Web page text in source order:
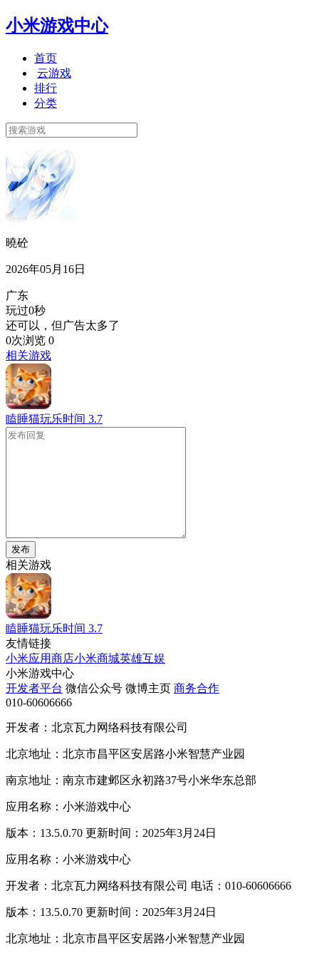
小米游戏中心
首页
云游戏
排行
分类
曉砼
2026年05月16日
广东
玩过0秒
还可以，但广告太多了
0次浏览 0
相关游戏
瞌睡猫玩乐时间 3.7
发布
相关游戏
瞌睡猫玩乐时间 3.7
友情链接
小米应用商店小米商城英雄互娱
小米游戏中心
开发者平台 微信公众号 微博主页 商务合作
010-60606666
开发者：北京瓦力网络科技有限公司
北京地址：北京市昌平区安居路小米智慧产业园
南京地址：南京市建邺区永初路37号小米华东总部
应用名称：小米游戏中心
版本：13.5.0.70 更新时间：2025年3月24日
应用名称：小米游戏中心
开发者：北京瓦力网络科技有限公司 电话：010-60606666
版本：13.5.0.70 更新时间：2025年3月24日
北京地址：北京市昌平区安居路小米智慧产业园